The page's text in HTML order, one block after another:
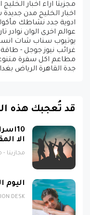
مجزيتا اراء اخبار
اخبار الخليج مدن
ادوية جدد نشاطك
عوالم اخرى الوان نوادر
يوتيوب سناب شات
غرائب نيوز جوجل - طاقة
مطاعم اكل سفرة
جدة القاهرة الرياض
قد تُعجبك هذه
الا
مجازيتا -
اليوم
DESK